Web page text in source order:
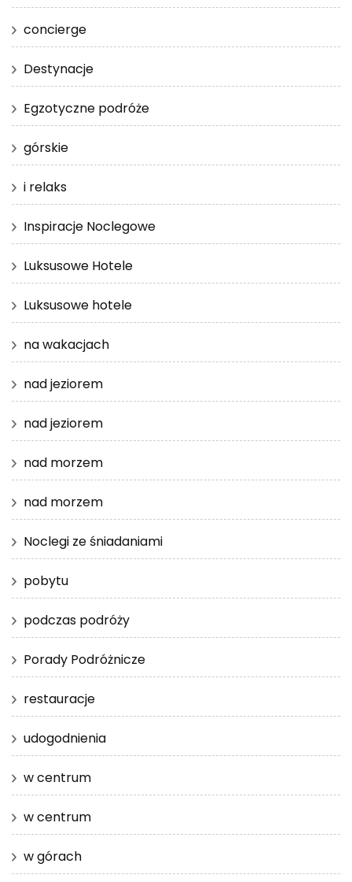
concierge
Destynacje
Egzotyczne podróże
górskie
i relaks
Inspiracje Noclegowe
Luksusowe Hotele
Luksusowe hotele
na wakacjach
nad jeziorem
nad jeziorem
nad morzem
nad morzem
Noclegi ze śniadaniami
pobytu
podczas podróży
Porady Podróżnicze
restauracje
udogodnienia
w centrum
w centrum
w górach